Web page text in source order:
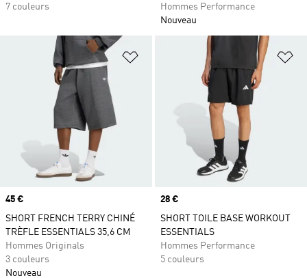
7 couleurs
Hommes Performance
Nouveau
Ajouter à la Liste de produits
Prix
45 €
SHORT FRENCH TERRY CHINÉ
TRÈFLE ESSENTIALS 35,6 CM
Hommes Originals
3 couleurs
Nouveau
Prix
28 €
SHORT TOILE BASE WORKOUT
ESSENTIALS
Hommes Performance
5 couleurs